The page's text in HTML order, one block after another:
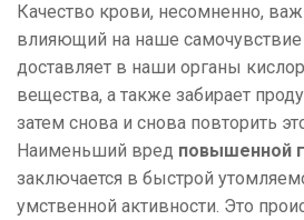
Качество крови, несомненно,
влияющий на наше
доставляет в наши органы
вещества, а также забирает
затем снова и снова повторить
Наименьший вред повышенной
заключается в быстрой
умственной активности. Это